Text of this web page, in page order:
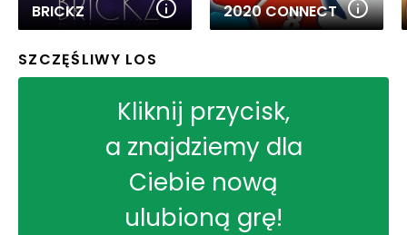
BRICKZ 2020 CONNECT
SZCZĘŚLIWY LOS
Kliknij przycisk,
a znajdziemy dla
Ciebie nową
ulubioną grę!